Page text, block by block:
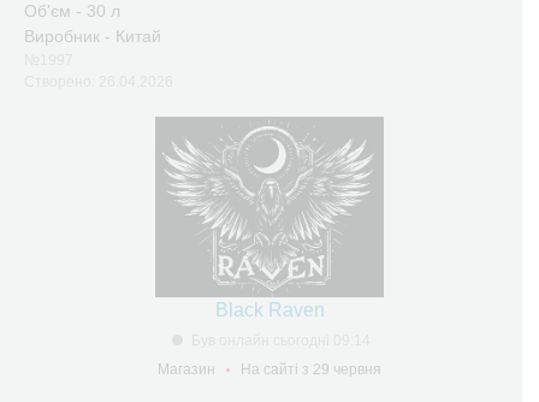
Об'єм - 30 л
Виробник - Китай
Black Raven
Магазин
На сайті з 29 червня